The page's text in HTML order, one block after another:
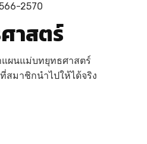
2570
าสตร์
ผนแม่บทยุทธศาสตร์
สมาชิกนำไปให้ได้จริง